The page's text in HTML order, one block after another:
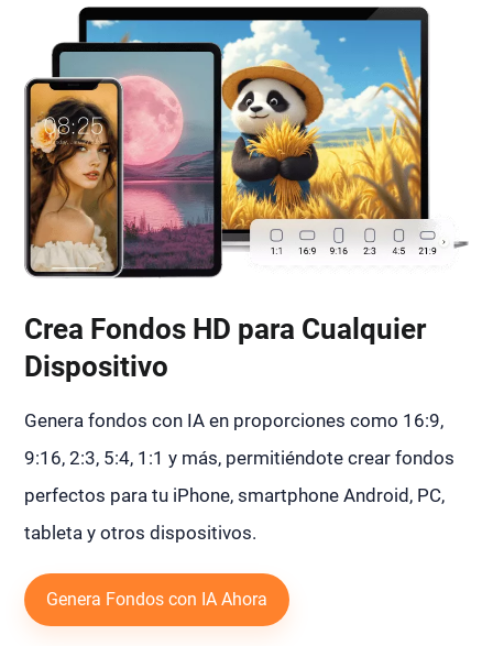
Crea Fondos HD para Cualquier
Dispositivo
Genera fondos con IA en proporciones como 16:9,
9:16, 2:3, 5:4, 1:1 y más, permitiéndote crear fondos
perfectos para tu iPhone, smartphone Android, PC,
tableta y otros dispositivos.
Genera Fondos con IA Ahora